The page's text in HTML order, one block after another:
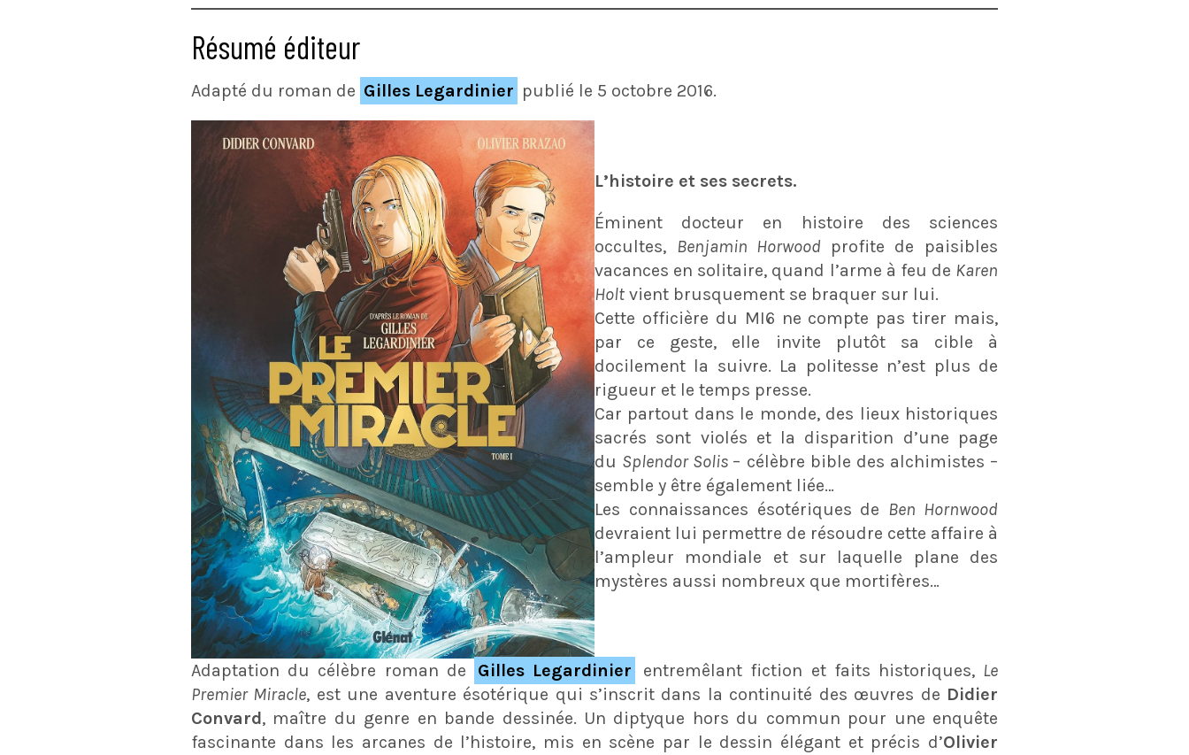
Résumé éditeur
Adapté du roman de Gilles Legardinier publié le 5 octobre 2016.
L’histoire et ses secrets.
Éminent docteur en histoire des sciences
occultes,
Benjamin Horwood profite de paisibles
vacances en solitaire, quand l’arme à feu de Karen
Holt vient brusquement se braquer sur lui.
Cette officière du MI6 ne compte pas tirer mais,
par ce geste, elle invite plutôt sa cible à
docilement la suivre. La politesse n’est plus de
rigueur et le temps presse.
Car partout dans le monde, des lieux historiques
sacrés sont violés et la disparition d’une page
du Splendor Solis – célèbre bible des alchimistes –
semble y être également liée…
Les connaissances ésotériques de Ben Hornwood
devraient lui permettre de résoudre cette affaire à
l’ampleur mondiale et sur laquelle plane des
mystères aussi nombreux que mortifères…
Adaptation du célèbre roman de Gilles Legardinier entremêlant fiction et faits historiques, Le
Premier Miracle, est une aventure ésotérique qui s’inscrit dans la continuité des œuvres de Didier
Convard, maître du genre en bande dessinée. Un diptyque hors du commun pour une enquête
fascinante dans les arcanes de l’histoire, mis en scène par le dessin élégant et précis d’Olivier